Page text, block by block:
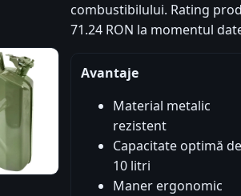
combustibilului. Rating
71.24 RON la momentul
Avantaje
Material metalic
rezistent
Capacitate optimă de
10 litri
Maner ergonomic